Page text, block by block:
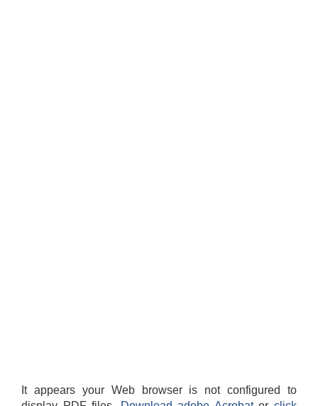
It appears your Web browser is not configured to